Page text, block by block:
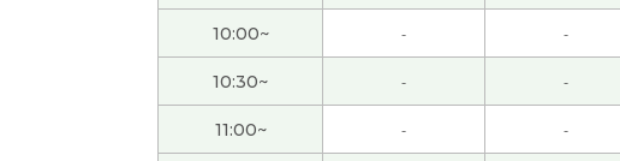
谢谢老师！好好复习学习的内容。
谢谢！！ 希望很快再见到你
我一定会再去中国旅游！中国有很多我想去的地方呗！
10:00~ - -
10:30~ - -
11:00~ - -